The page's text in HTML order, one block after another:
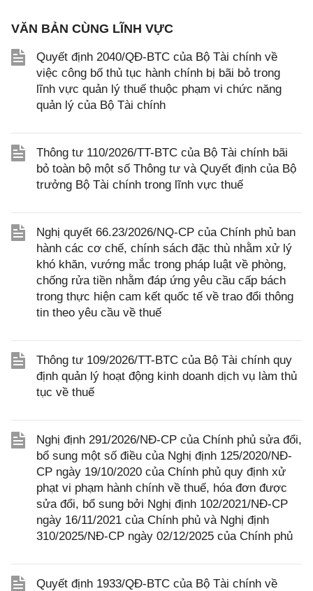
VĂN BẢN CÙNG LĨNH VỰC
Quyết định 2040/QĐ-BTC của Bộ Tài chính về
việc công bố thủ tục hành chính bị bãi bỏ trong
lĩnh vực quản lý thuế thuộc phạm vi chức năng
quản lý của Bộ Tài chính
Thông tư 110/2026/TT-BTC của Bộ Tài chính bãi
bỏ toàn bộ một số Thông tư và Quyết định của Bộ
trưởng Bộ Tài chính trong lĩnh vực thuế
Nghị quyết 66.23/2026/NQ-CP của Chính phủ ban
hành các cơ chế, chính sách đặc thù nhằm xử lý
khó khăn, vướng mắc trong pháp luật về phòng,
chống rửa tiền nhằm đáp ứng yêu cầu cấp bách
trong thực hiện cam kết quốc tế về trao đổi thông
tin theo yêu cầu về thuế
Thông tư 109/2026/TT-BTC của Bộ Tài chính quy
định quản lý hoạt động kinh doanh dịch vụ làm thủ
tục về thuế
Nghị định 291/2026/NĐ-CP của Chính phủ sửa đổi,
bổ sung một số điều của Nghị định 125/2020/NĐ-
CP ngày 19/10/2020 của Chính phủ quy định xử
phạt vi phạm hành chính về thuế, hóa đơn được
sửa đổi, bổ sung bởi Nghị định 102/2021/NĐ-CP
ngày 16/11/2021 của Chính phủ và Nghị định
310/2025/NĐ-CP ngày 02/12/2025 của Chính phủ
Quyết định 1933/QĐ-BTC của Bộ Tài chính về